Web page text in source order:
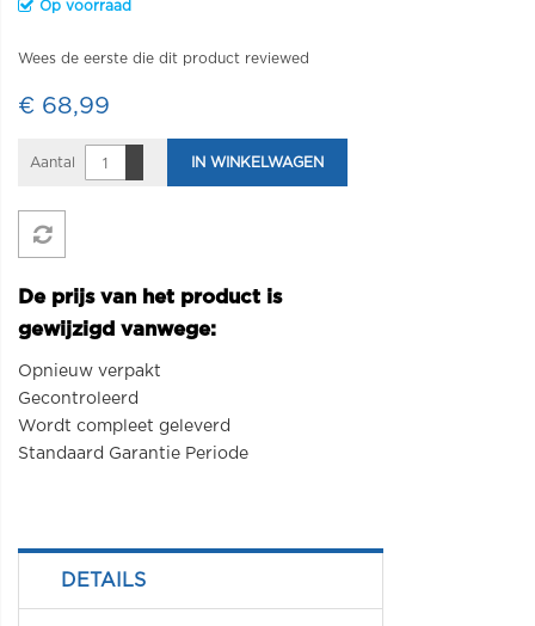
Op voorraad
Wees de eerste die dit product reviewed
€ 68,99
Aantal IN WINKELWAGEN
De prijs van het product is
gewijzigd vanwege:
Opnieuw verpakt
Gecontroleerd
Wordt compleet geleverd
Standaard Garantie Periode
DETAILS